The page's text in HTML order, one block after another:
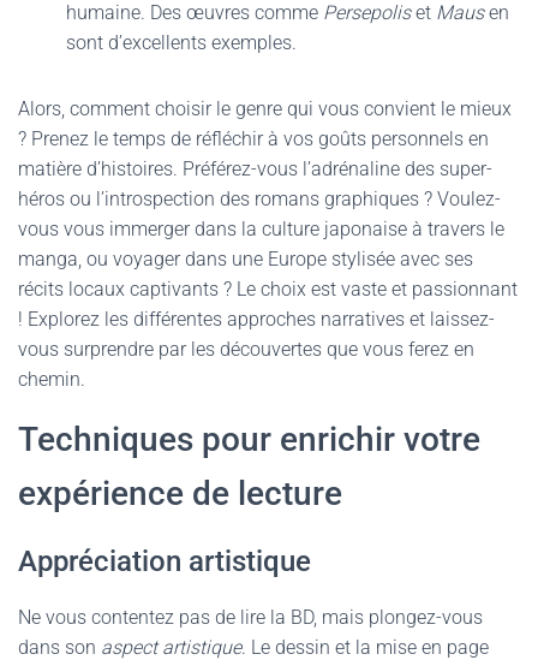
humaine. Des œuvres comme Persepoliset Mausen
sont d’excellents exemples.
Alors, comment choisir le genre qui vous convient le mieux
? Prenez le temps de réfléchir à vos goûts personnels en
matière d’histoires. Préférez-vous l’adrénaline des super-
héros ou l’introspection des romans graphiques ? Voulez-
vous vous immerger dans la culture japonaise à travers le
manga, ou voyager dans une Europe stylisée avec ses
récits locaux captivants ? Le choix est vaste et passionnant
! Explorez les différentes approches narratives et laissez-
vous surprendre par les découvertes que vous ferez en
chemin.
Techniques pour enrichir votre
expérience de lecture
Appréciation artistique
Ne vous contentez pas de lire la BD, mais plongez-vous
dans son aspect artistique. Le dessin et la mise en page